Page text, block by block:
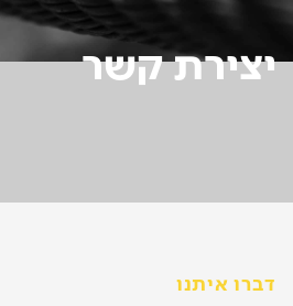
יצירת קשר
דברו איתנו